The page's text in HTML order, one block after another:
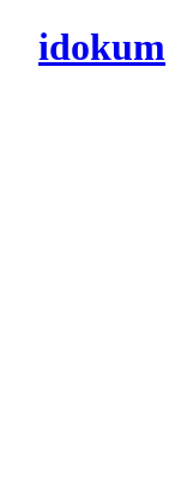
idokum